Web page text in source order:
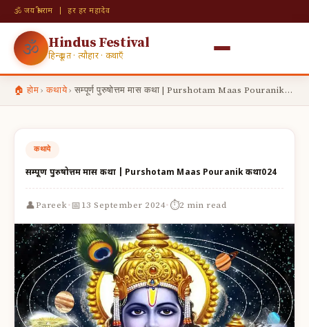
🕉 जय श्री राम | हर हर महादेव
🕉 Hindus Festival
हिन्दू व्रत · त्यौहार · कथाएँ
🏠 होम› कथाये› सम्पूर्ण पुरुषोत्तम मास कथा | Purshotam Maas Pouranik…
कथाये
सम्पूर्ण पुरुषोत्तम मास कथा | Purshotam Maas Pouranik कथा024
👤Pareek·📅13 September 2024·⏱2 min read